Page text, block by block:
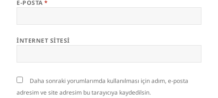
E-POSTA*
İNTERNET SITESI
Daha sonraki yorumlarımda kullanılması için adım, e-posta
adresim ve site adresim bu tarayıcıya kaydedilsin.